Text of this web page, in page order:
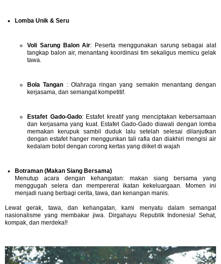
Lomba Unik & Seru
Voli Sarung Balon Air: Peserta menggunakan sarung sebagai alat
tangkap balon air, menantang koordinasi tim sekaligus memicu gelak
tawa.
Bola Tangan : Olahraga ringan yang semakin menantang dengan
kerjasama, dan semangat kompetitif.
Estafet Gado-Gado: Estafet kreatif yang menciptakan kebersamaan
dan kerjasama yang kuat. Estafet Gado-Gado diawali dengan lomba
memakan kerupuk sambil duduk lalu setelah selesai dilanjutkan
dengan estafet hanger menggunkan tali rafia dan diakhiri mengisi air
kedalam botol dengan corong kertas yang diiket di wajah
Botraman (Makan Siang Bersama)
Menutup acara dengan kehangatan: makan siang bersama yang
menggugah selera dan mempererat ikatan kekeluargaan. Momen ini
menjadi ruang berbagi cerita, tawa, dan kenangan manis.
Lewat gerak, tawa, dan kehangatan, kami menyatu dalam semangat
nasionalisme yang membakar jiwa. Dirgahayu Republik Indonesia! Sehat,
kompak, dan merdeka!!